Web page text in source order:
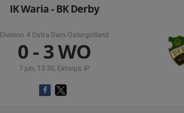
IK Waria - BK Derby
Division 4 Östra Dam Östergötland
0 - 3WO
7 jun, 13:30, Ektorps IP